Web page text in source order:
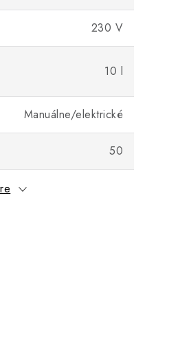
230 V
10 l
Manuálne/elektrické
50